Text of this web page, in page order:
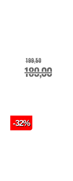
189,00
199,50
-32%